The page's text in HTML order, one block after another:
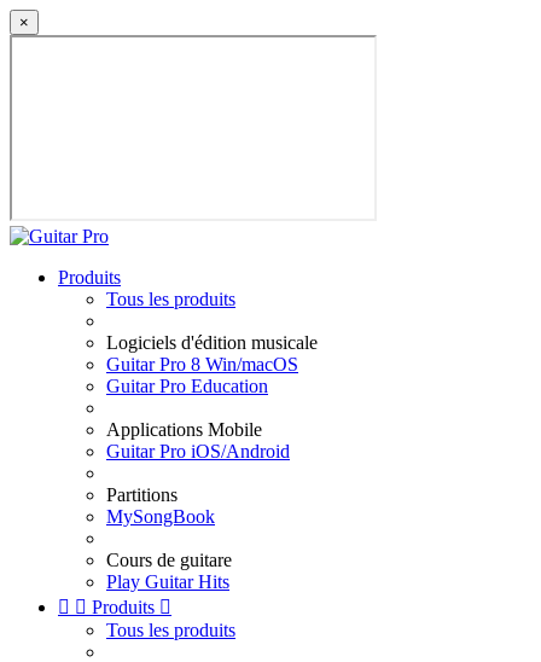
×
Produits
Tous les produits
Logiciels d'édition musicale
Guitar Pro 8 Win/macOS
Guitar Pro Education
Applications Mobile
Guitar Pro iOS/Android
Partitions
MySongBook
Cours de guitare
Play Guitar Hits
  Produits 
Tous les produits